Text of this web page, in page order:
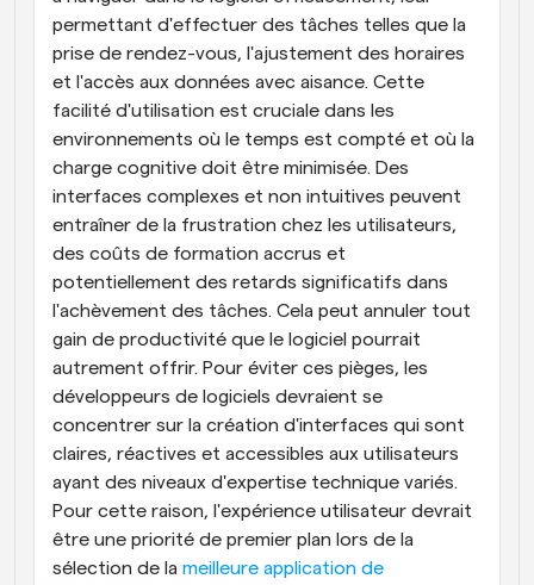
permettant d'effectuer des tâches telles que la
prise de rendez-vous, l'ajustement des horaires
et l'accès aux données avec aisance. Cette
facilité d'utilisation est cruciale dans les
environnements où le temps est compté et où la
charge cognitive doit être minimisée. Des
interfaces complexes et non intuitives peuvent
entraîner de la frustration chez les utilisateurs,
des coûts de formation accrus et
potentiellement des retards significatifs dans
l'achèvement des tâches. Cela peut annuler tout
gain de productivité que le logiciel pourrait
autrement offrir. Pour éviter ces pièges, les
développeurs de logiciels devraient se
concentrer sur la création d'interfaces qui sont
claires, réactives et accessibles aux utilisateurs
ayant des niveaux d'expertise technique variés.
Pour cette raison, l'expérience utilisateur devrait
être une priorité de premier plan lors de la
sélection de la meilleure application de